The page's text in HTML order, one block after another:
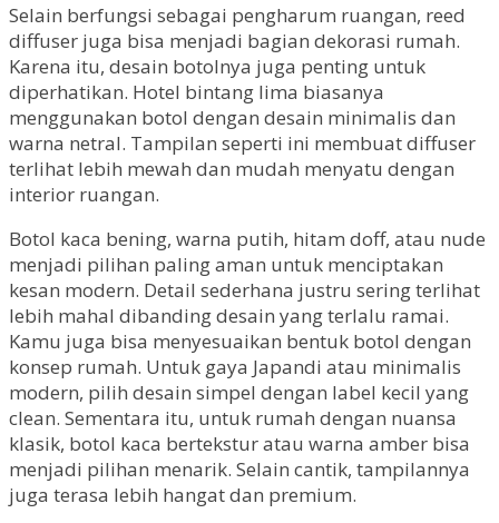
Selain berfungsi sebagai pengharum ruangan, reed
diffuser juga bisa menjadi bagian dekorasi rumah.
Karena itu, desain botolnya juga penting untuk
diperhatikan. Hotel bintang lima biasanya
menggunakan botol dengan desain minimalis dan
warna netral. Tampilan seperti ini membuat diffuser
terlihat lebih mewah dan mudah menyatu dengan
interior ruangan.
Botol kaca bening, warna putih, hitam doff, atau nude
menjadi pilihan paling aman untuk menciptakan
kesan modern. Detail sederhana justru sering terlihat
lebih mahal dibanding desain yang terlalu ramai.
Kamu juga bisa menyesuaikan bentuk botol dengan
konsep rumah. Untuk gaya Japandi atau minimalis
modern, pilih desain simpel dengan label kecil yang
clean. Sementara itu, untuk rumah dengan nuansa
klasik, botol kaca bertekstur atau warna amber bisa
menjadi pilihan menarik. Selain cantik, tampilannya
juga terasa lebih hangat dan premium.